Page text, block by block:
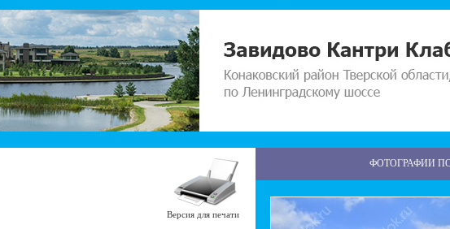
Версия для печати
ФОТОГРАФИИ